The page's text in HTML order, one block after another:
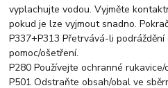
vyplachujte vodou. Vyjměte
pokud je lze vyjmout snadno.
P337+P313 Přetrvává-li
pomoc/ošetření.
P280 Používejte ochranné
P501 Odstraňte obsah/obal ve